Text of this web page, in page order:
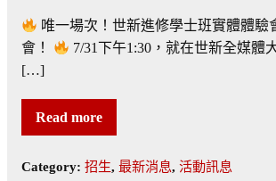
唯一場次！世新進修學士班實體體驗
會！
7/31下午1:30，就在世新全媒體
[…]
Read more
Category: 招生, 最新消息, 活動訊息